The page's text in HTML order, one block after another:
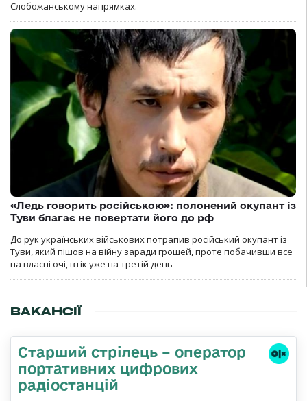
Слобожанському напрямках.
«Ледь говорить російською»: полонений окупант із
Туви благає не повертати його до рф
До рук українських військових потрапив російський окупант із
Туви, який пішов на війну заради грошей, проте побачивши все
на власні очі, втік уже на третій день
ВАКАНСІЇ
Старший стрілець – оператор
портативних цифрових
радіостанцій